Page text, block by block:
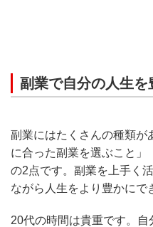
副業で自分の人生を
副業にはたくさんの種類が
に合った副業を選ぶこと」
の2点です。副業を上手く
ながら人生をより豊かにで
20代の時間は貴重です。